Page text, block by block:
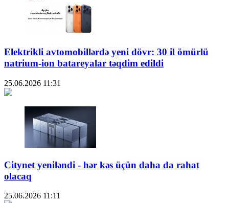
Elektrikli avtomobillərdə yeni dövr: 30 il ömürlü
natrium-ion batareyalar təqdim edildi
25.06.2026 11:31
Citynet yeniləndi - hər kəs üçün daha da rahat
olacaq
25.06.2026 11:11